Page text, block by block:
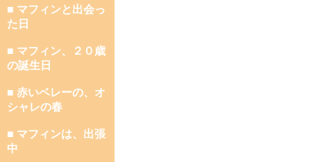
■ マフィンと出会っ
た日
■ マフィン、２０歳
の誕生日
■ 赤いベレーの、オ
シャレの春
■ マフィンは、出張
中